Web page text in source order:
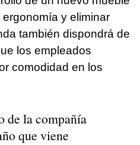
y eliminar
también dispondrá de
los empleados
comodidad en los
de la compañía
que viene